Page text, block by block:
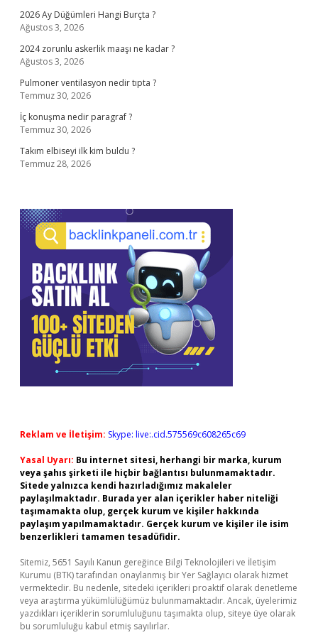
2026 Ay Düğümleri Hangi Burçta ?
Ağustos 3, 2026
2024 zorunlu askerlik maaşı ne kadar ?
Ağustos 3, 2026
Pulmoner ventilasyon nedir tıpta ?
Temmuz 30, 2026
İç konuşma nedir paragraf ?
Temmuz 30, 2026
Takım elbiseyi ilk kim buldu ?
Temmuz 28, 2026
Reklam ve İletişim: Skype: live:.cid.575569c608265c69
Yasal Uyarı: Bu internet sitesi, herhangi bir marka, kurum
veya şahıs şirketi ile hiçbir bağlantısı bulunmamaktadır.
Sitede yalnızca kendi hazırladığımız makaleler
paylaşılmaktadır. Burada yer alan içerikler haber niteliği
taşımamakta olup, gerçek kurum ve kişiler hakkında
paylaşım yapılmamaktadır. Gerçek kurum ve kişiler ile isim
benzerlikleri tamamen tesadüfidir.
Sitemiz, 5651 Sayılı Kanun gereğince Bilgi Teknolojileri ve İletişim
Kurumu (BTK) tarafından onaylanmış bir Yer Sağlayıcı olarak hizmet
vermektedir. Bu nedenle, sitedeki içerikleri proaktif olarak denetleme
veya araştırma yükümlülüğümüz bulunmamaktadır. Ancak, üyelerimiz
yazdıkları içeriklerin sorumluluğunu taşımakta olup, siteye üye olarak
bu sorumluluğu kabul etmiş sayılırlar.